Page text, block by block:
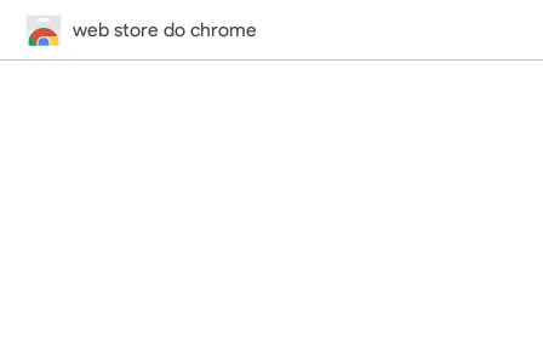
web store do chrome